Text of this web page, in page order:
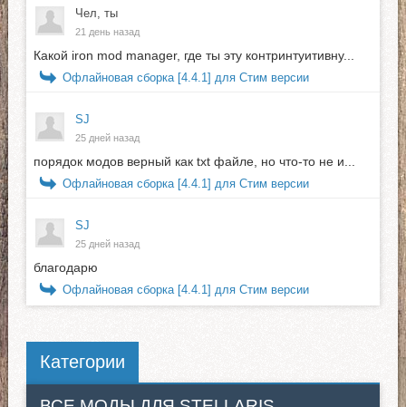
Чел, ты
21 день назад
Какой iron mod manager, где ты эту контринтуитивну...
Офлайновая сборка [4.4.1] для Стим версии
SJ
25 дней назад
порядок модов верный как txt файле, но что-то не и...
Офлайновая сборка [4.4.1] для Стим версии
SJ
25 дней назад
благодарю
Офлайновая сборка [4.4.1] для Стим версии
Категории